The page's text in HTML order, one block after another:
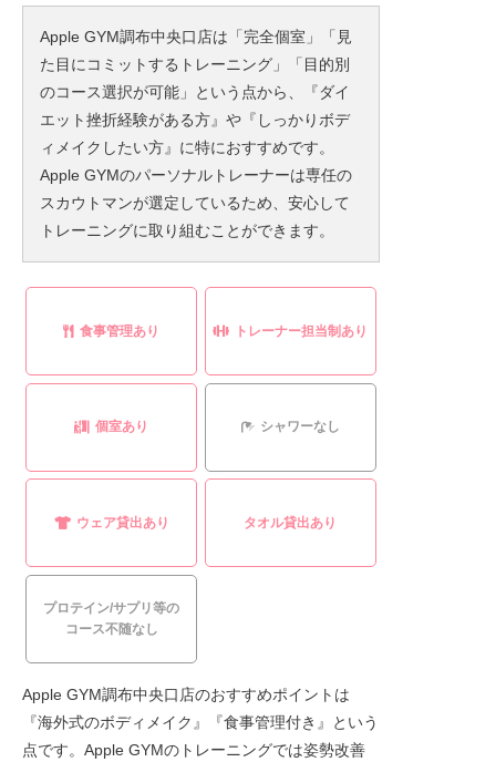
Apple GYM調布中央口店は「完全個室」「見
た目にコミットするトレーニング」「目的別
のコース選択が可能」という点から、『ダイ
エット挫折経験がある方』や『しっかりボデ
ィメイクしたい方』に特におすすめです。
Apple GYMのパーソナルトレーナーは専任の
スカウトマンが選定しているため、安心して
トレーニングに取り組むことができます。
食事管理あり トレーナー担当制あり
個室あり シャワーなし
ウェア貸出あり タオル貸出あり
プロテイン/サプリ等の
コース不随なし
Apple GYM調布中央口店のおすすめポイントは
『海外式のボディメイク』『食事管理付き』という
点です。Apple GYMのトレーニングでは姿勢改善